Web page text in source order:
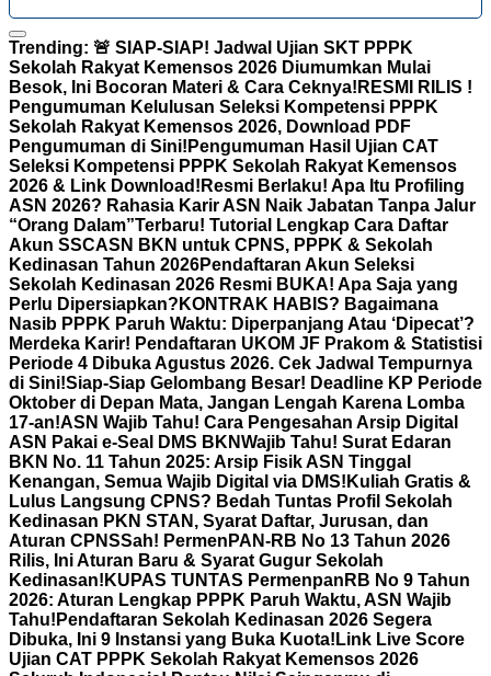
Trending: 🚨 SIAP-SIAP! Jadwal Ujian SKT PPPK
Sekolah Rakyat Kemensos 2026 Diumumkan Mulai
Besok, Ini Bocoran Materi & Cara Ceknya! RESMI RILIS !
Pengumuman Kelulusan Seleksi Kompetensi PPPK
Sekolah Rakyat Kemensos 2026, Download PDF
Pengumuman di Sini! Pengumuman Hasil Ujian CAT
Seleksi Kompetensi PPPK Sekolah Rakyat Kemensos
2026 & Link Download! Resmi Berlaku! Apa Itu Profiling
ASN 2026? Rahasia Karir ASN Naik Jabatan Tanpa Jalur
“Orang Dalam”Terbaru! Tutorial Lengkap Cara Daftar
Akun SSCASN BKN untuk CPNS, PPPK & Sekolah
Kedinasan Tahun 2026Pendaftaran Akun Seleksi
Sekolah Kedinasan 2026 Resmi BUKA! Apa Saja yang
Perlu Dipersiapkan? KONTRAK HABIS? Bagaimana
Nasib PPPK Paruh Waktu: Diperpanjang Atau ‘Dipecat’?
Merdeka Karir! Pendaftaran UKOM JF Prakom & Statistisi
Periode 4 Dibuka Agustus 2026. Cek Jadwal Tempurnya
di Sini!Siap-Siap Gelombang Besar! Deadline KP Periode
Oktober di Depan Mata, Jangan Lengah Karena Lomba
17-an!ASN Wajib Tahu! Cara Pengesahan Arsip Digital
ASN Pakai e-Seal DMS BKNWajib Tahu! Surat Edaran
BKN No. 11 Tahun 2025: Arsip Fisik ASN Tinggal
Kenangan, Semua Wajib Digital via DMS! Kuliah Gratis &
Lulus Langsung CPNS? Bedah Tuntas Profil Sekolah
Kedinasan PKN STAN, Syarat Daftar, Jurusan, dan
Aturan CPNSSah! PermenPAN-RB No 13 Tahun 2026
Rilis, Ini Aturan Baru & Syarat Gugur Sekolah
Kedinasan! KUPAS TUNTAS PermenpanRB No 9 Tahun
2026: Aturan Lengkap PPPK Paruh Waktu, ASN Wajib
Tahu! Pendaftaran Sekolah Kedinasan 2026 Segera
Dibuka, Ini 9 Instansi yang Buka Kuota! Link Live Score
Ujian CAT PPPK Sekolah Rakyat Kemensos 2026